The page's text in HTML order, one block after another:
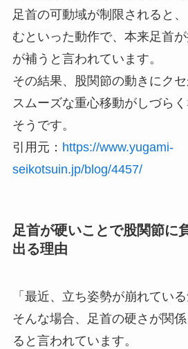
足首の可動域が制限されると
むといった動作で、本来足首
が補うと言われています。
その結果、股関節の動きにクセ
スムーズな重心移動がしづら
そうです。
引用元： https://www.yugami-
seikotsuin.jp/blog/4457/
足首が硬いことで股関節に
出る理由
「最近、立ち姿勢が崩れてい
そんな場合、足首の硬さが関
ると言われています。